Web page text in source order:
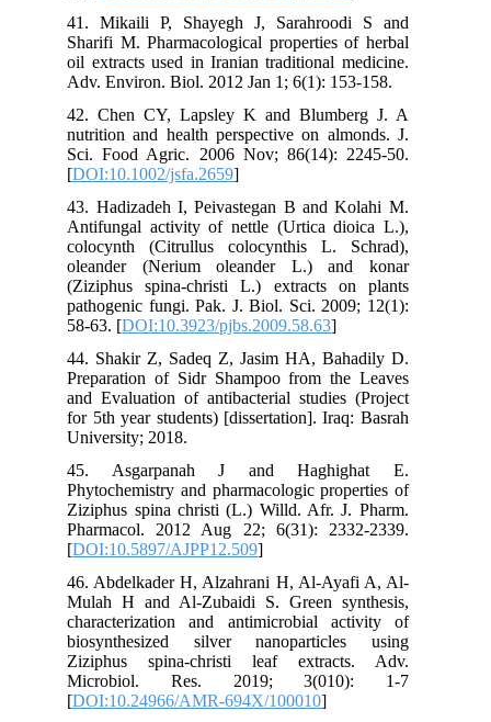
41. Mikaili P, Shayegh J, Sarahroodi S and
Sharifi M. Pharmacological properties of herbal
oil extracts used in Iranian traditional medicine.
Adv. Environ. Biol. 2012 Jan 1; 6(1): 153-158.
42. Chen CY, Lapsley K and Blumberg J. A
nutrition and health perspective on almonds. J.
Sci. Food Agric. 2006 Nov; 86(14): 2245-50.
[DOI:10.1002/jsfa.2659
43. Hadizadeh I, Peivastegan B and Kolahi M.
Antifungal activity of nettle (Urtica dioica L.),
colocynth (Citrullus colocynthis L. Schrad),
oleander (Nerium oleander L.) and konar
(Ziziphus spina-christi L.) extracts on plants
pathogenic fungi. Pak. J. Biol. Sci. 2009; 12(1):
58-63. [DOI:10.3923/pjbs.2009.58.63
44. Shakir Z, Sadeq Z, Jasim HA, Bahadily D.
Preparation of Sidr Shampoo from the Leaves
and Evaluation of antibacterial studies (Project
for 5th year students) [dissertation]. Iraq: Basrah
University; 2018.
45. Asgarpanah J and Haghighat E.
Phytochemistry and pharmacologic properties of
Ziziphus spina christi (L.) Willd. Afr. J. Pharm.
Pharmacol. 2012 Aug 22; 6(31): 2332-2339.
[DOI:10.5897/AJPP12.509
46. Abdelkader H, Alzahrani H, Al-Ayafi A, Al-
Mulah H and Al-Zubaidi S. Green synthesis,
characterization and antimicrobial activity of
biosynthesized silver nanoparticles using
Ziziphus spina-christi leaf extracts. Adv.
Microbiol. Res. 2019; 3(010): 1-7
[DOI:10.24966/AMR-694X/100010